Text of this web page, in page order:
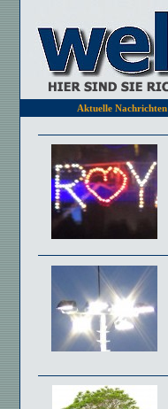
Aktuelle Nachrichten